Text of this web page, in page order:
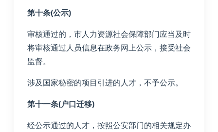
第十条(公示)
审核通过的，市人力资源社会保障部门应当及时
将审核通过人员信息在政务网上公示，接受社会
监督。
涉及国家秘密的项目引进的人才，不予公示。
第十一条(户口迁移)
经公示通过的人才，按照公安部门的相关规定办